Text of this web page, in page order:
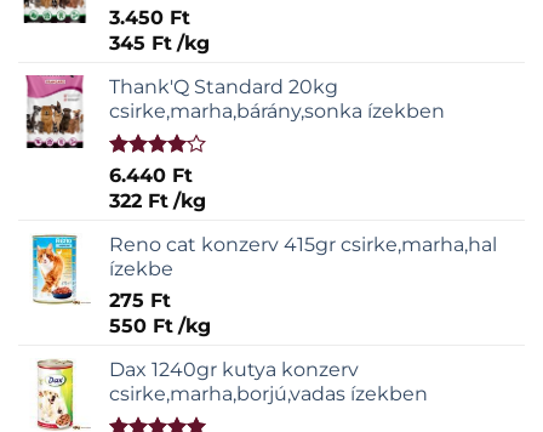
3.450 Ft
345 Ft /kg
Thank'Q Standard 20kg
csirke,marha,bárány,sonka ízekben
Értékelés:
4.00 / 5
6.440 Ft
322 Ft /kg
Reno cat konzerv 415gr csirke,marha,hal
ízekbe
275 Ft
550 Ft /kg
Dax 1240gr kutya konzerv
csirke,marha,borjú,vadas ízekben